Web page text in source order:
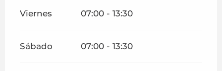
Viernes 07:00 - 13:30
Sábado 07:00 - 13:30